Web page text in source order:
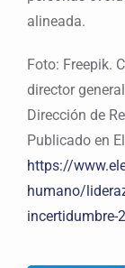
alineada.
Foto: Freepik.
director
Dirección de
Publicado en
https://
humano/
incertidumbre-